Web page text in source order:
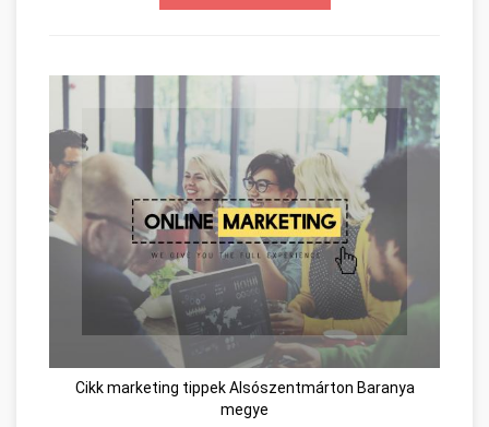
Cikk marketing tippek Alsószentmárton Baranya
megye